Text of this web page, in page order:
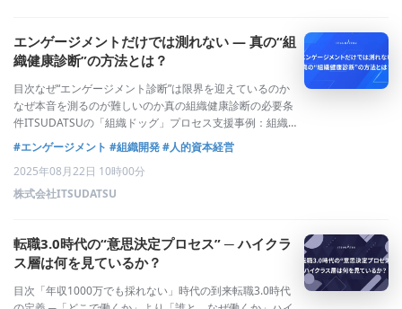
エンゲージメントだけでは測れない ― 真の“組
織健康診断”の方法とは？
目次なぜ“エンゲージメント診断”は限界を迎えているのか
なぜ本音を測るのが難しいのか真の組織健康診断の必要条
件ITSUDATSUの「組織ドッグ」プロセス支援事例：組織
ドッグで初めて内在する成長阻害要因を発見分析から見え
た「真の組織健康」の条件エンゲージメント偏重からの脱
却エンゲージメントのその先へなぜ
#エンゲージメント #組織開発#人的資本経営
2025年08月22日 10時00分
株式会社ITSUDATSU
転職3.0時代の“意思決定プロセス” ─ ハイクラ
ス層は何を見ているか？
目次「年収1000万でも採れない」時代の到来転職3.0時代